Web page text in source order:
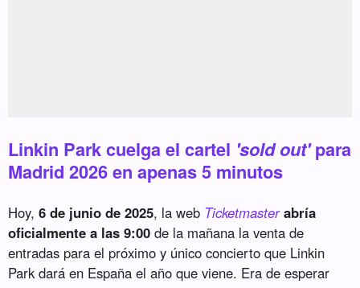
Linkin Park cuelga el cartel 'sold out'para
Madrid 2026 en apenas 5 minutos
Hoy,6 de junio de 2025, la web Ticketmaster abría
oficialmente a las 9:00 de la mañana la venta de
entradas para el próximo y único concierto que Linkin
Park dará en España el año que viene. Era de esperar